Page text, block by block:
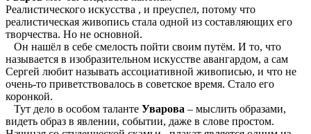
Реалистического искусства , и преуспел, потому что
реалистическая живопись стала одной из составляющих его
творчества. Но не основной.
Он нашёл в себе смелость пойти своим путём. И то, что
называется в изобразительном искусстве авангардом, а сам
Сергей любит называть ассоциативной живописью, и что не
очень-то приветствовалось в советское время. Стало его
коронкой.
Тут дело в особом таланте Уварова – мыслить образами,
видеть образ в явлении, событии, даже в слове простом.